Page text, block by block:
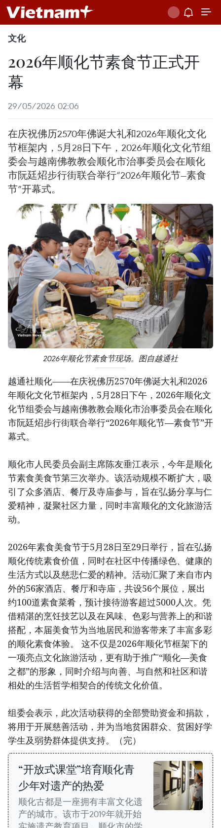
文化
2026年顺化节素食节正式开
幕
29/05/2026 02:06
在庆祝佛历2570年佛诞大礼和2026年顺化文化
节框架内，5月28日下午，2026年顺化文化节组
委会与越南佛教教会顺化市治事委员会在顺化
市阮廷炤步行街联合举行“2026年顺化节—素食
节”开幕式。
2026年顺化节素食节现场。图自越通社
越通社顺化——在庆祝佛历2570年佛诞大礼和2026
年顺化文化节框架内，5月28日下午，2026年顺化文
化节组委会与越南佛教教会顺化市治事委员会在顺化
市阮廷炤步行街联合举行“2026年顺化节—素食节”开
幕式。
顺化市人民委员会副主席陈友垂江表示，今年是顺化
节素食美食节第三次举办。该活动规模不断扩大，吸
引了众多酒店、餐厅及寺庙参与，旨在弘扬分享与仁
爱精神，凝聚社区力量，同时丰富顺化的文化旅游活
动。
2026年素食美食节于5月28日至29日举行，旨在弘扬
顺化传统素食价值，同时在社区中传播绿色、健康的
生活方式以及慈悲仁爱的精神。活动汇聚了来自市内
外的56家酒店、餐厅和寺庙，共设56个展位，展出
约100道素食菜肴，预计接待游客超过5000人次。凭
借精湛的烹饪技艺以及在风味、色彩与营养上的和谐
搭配，本届美食节为当地居民和游客带来了丰富多彩
的顺化素食体验。 这不仅是2026年顺化节框架下的
一项亮点文化旅游活动，更有助于推广“顺化—美食
之都”的形象，同时介绍与向善、与自然和社区和谐
相处的生活哲学相契合的传统文化价值。
组委会表示，此次活动获得的全部赞助资金和捐款，
将用于开展慈善活动，并为当地贫困群众、贫困好学
学生及弱势群体提供支持。（完）
“开放式课堂”培育顺化青
少年对遗产的热爱
顺化古都是一座拥有丰富文化遗
产的城市。该市于2019年就开始